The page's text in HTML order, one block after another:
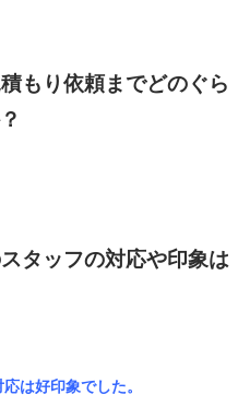
もり依頼までどのぐら
タッフの対応や印象は
は好印象でした。